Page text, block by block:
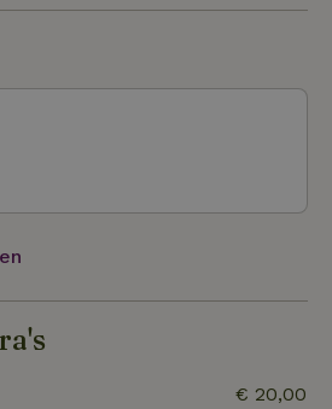
rivier. Deze regio biedt een
van natuur, avontuur en
€ 20,00